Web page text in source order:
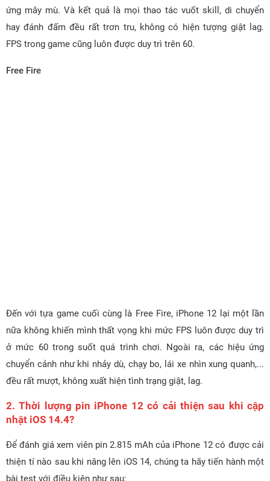
ứng mây mù. Và kết quả là mọi thao tác vuốt skill, di chuyển
hay đánh đấm đều rất trơn tru, không có hiện tượng giật lag.
FPS trong game cũng luôn được duy trì trên 60.
Free Fire
Đến với tựa game cuối cùng là Free Fire, iPhone 12 lại một lần
nữa không khiến mình thất vọng khi mức FPS luôn được duy trì
ở mức 60 trong suốt quá trình chơi. Ngoài ra, các hiệu ứng
chuyển cảnh như khi nhảy dù, chạy bo, lái xe nhìn xung quanh,...
đều rất mượt, không xuất hiện tình trạng giật, lag.
2. Thời lượng pin iPhone 12 có cải thiện sau khi cập
nhật iOS 14.4?
Để đánh giá xem viên pin 2.815 mAh của iPhone 12 có được cải
thiện tí nào sau khi nâng lên iOS 14, chúng ta hãy tiến hành một
bài test với điều kiện như sau: